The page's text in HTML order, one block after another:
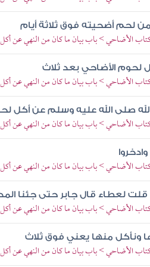
من لحم أضحيته فوق ثلاثة أيام
الأضاحي > باب بيان ما كان من النهي عن
لحوم الأضاحي بعد ثلاث
الأضاحي > باب بيان ما كان من النهي عن
صلى الله عليه وسلم عن أكل
الأضاحي > باب بيان ما كان من النهي عن
الأضاحي > باب بيان ما كان من النهي عن
قلت لعطاء قال جابر حتى جئنا
الأضاحي > باب بيان ما كان من النهي عن
ونأكل منها يعني فوق ثلاث
الأضاحي > باب بيان ما كان من النهي عن